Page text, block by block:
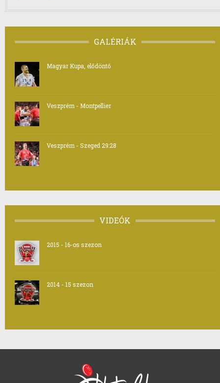
GALÉRIÁK
Magyar Kupa, elődöntő
Veszprém - Montpellier
Veszprém - Szeged 29:28
VIDEÓK
2015 - 16-os szezon
2014 - 15 szezon